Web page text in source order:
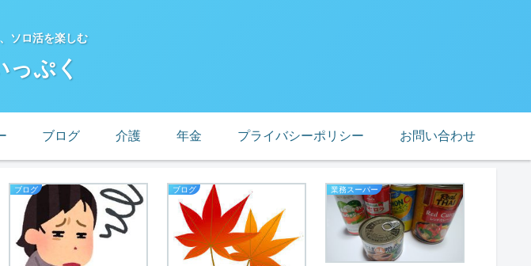
ソロ活を楽しむ
っぷく
ブログ 介護 年金 プライバシーポリシー お問い合わせ
ブログ ブログ 業務スーパー